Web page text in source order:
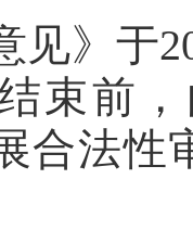
》于
束前
合法性